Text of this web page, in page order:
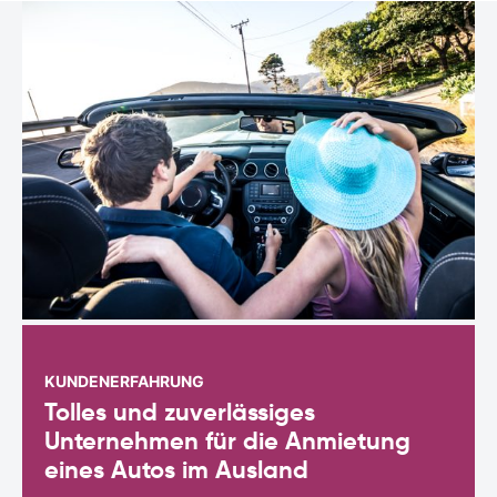
KUNDENERFAHRUNG
Tolles und zuverlässiges
Unternehmen für die Anmietung
eines Autos im Ausland